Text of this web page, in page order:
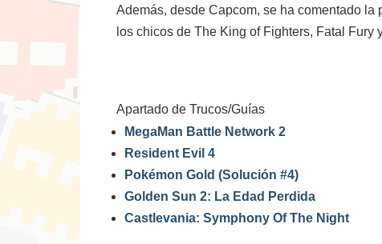
Además, desde Capcom, se ha comentado
los chicos de The King of Fighters, Fatal
Apartado de Trucos/Guías
MegaMan Battle Network 2
Resident Evil 4
Pokémon Gold (Solución #4)
Golden Sun 2: La Edad Perdida
Castlevania: Symphony Of The Night